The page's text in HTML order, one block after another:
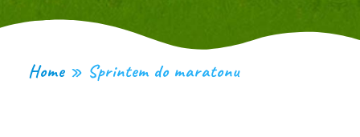
Home» Sprintem do maratonu